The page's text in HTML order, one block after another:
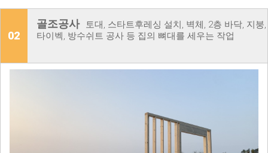
02
골조공사
토대, 스타트후레싱 설치, 벽체, 2층 바닥, 지붕,
타이벡, 방수쉬트 공사 등 집의 뼈대를 세우는 작업